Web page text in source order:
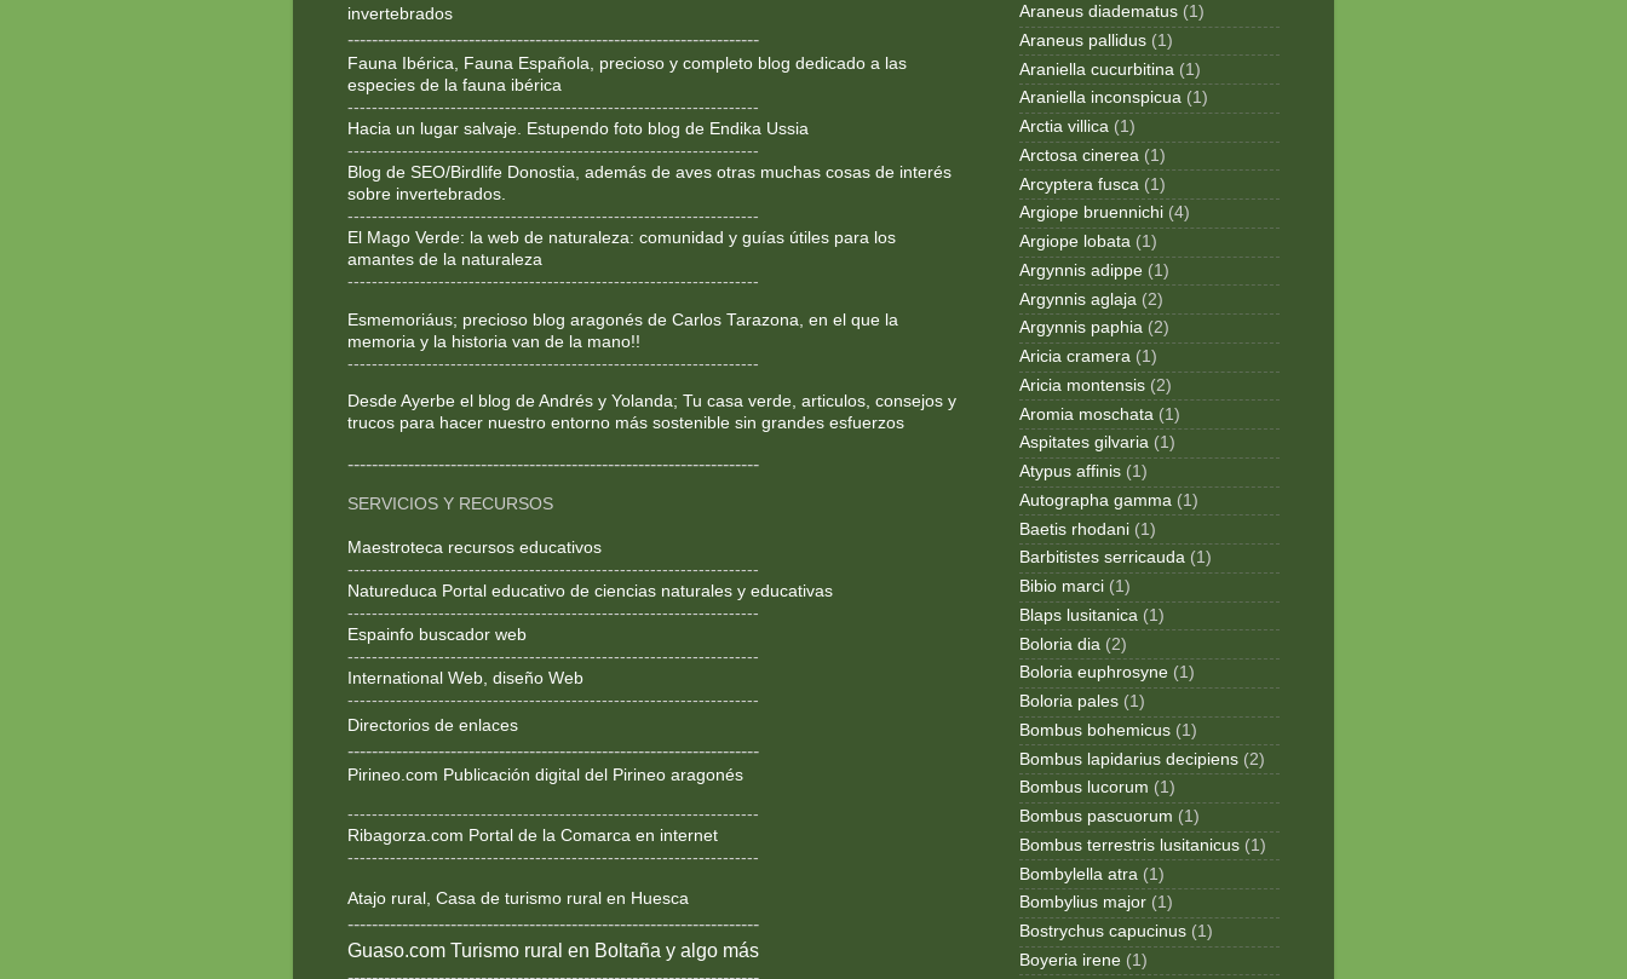
invertebrados
--------------------------------------------------------------------
Fauna Ibérica, Fauna Española, precioso y completo blog dedicado a las
especies de la fauna ibérica
--------------------------------------------------------------------
Hacia un lugar salvaje. Estupendo foto blog de Endika Ussia
--------------------------------------------------------------------
Blog de SEO/Birdlife Donostia, además de aves otras muchas cosas de interés
sobre invertebrados.
--------------------------------------------------------------------
El Mago Verde: la web de naturaleza: comunidad y guías útiles para los
amantes de la naturaleza
--------------------------------------------------------------------
Esmemoriáus; precioso blog aragonés de Carlos Tarazona, en el que la
memoria y la historia van de la mano!!
--------------------------------------------------------------------
Desde Ayerbe el blog de Andrés y Yolanda; Tu casa verde, articulos, consejos y
trucos para hacer nuestro entorno más sostenible sin grandes esfuerzos
--------------------------------------------------------------------
SERVICIOS Y RECURSOS
Maestroteca recursos educativos
--------------------------------------------------------------------
Natureduca Portal educativo de ciencias naturales y educativas
--------------------------------------------------------------------
Espainfo buscador web
--------------------------------------------------------------------
International Web, diseño Web
--------------------------------------------------------------------
Directorios de enlaces
--------------------------------------------------------------------
Pirineo.com Publicación digital del Pirineo aragonés
--------------------------------------------------------------------
Ribagorza.com Portal de la Comarca en internet
--------------------------------------------------------------------
Atajo rural, Casa de turismo rural en Huesca
--------------------------------------------------------------------
Guaso.com Turismo rural en Boltaña y algo más
Araneus diadematus (1)
Araneus pallidus (1)
Araniella cucurbitina (1)
Araniella inconspicua (1)
Arctia villica (1)
Arctosa cinerea (1)
Arcyptera fusca (1)
Argiope bruennichi (4)
Argiope lobata (1)
Argynnis adippe (1)
Argynnis aglaja (2)
Argynnis paphia (2)
Aricia cramera (1)
Aricia montensis (2)
Aromia moschata (1)
Aspitates gilvaria (1)
Atypus affinis (1)
Autographa gamma (1)
Baetis rhodani (1)
Barbitistes serricauda (1)
Bibio marci (1)
Blaps lusitanica (1)
Boloria dia (2)
Boloria euphrosyne (1)
Boloria pales (1)
Bombus bohemicus (1)
Bombus lapidarius decipiens (2)
Bombus lucorum (1)
Bombus pascuorum (1)
Bombus terrestris lusitanicus (1)
Bombylella atra (1)
Bombylius major (1)
Bostrychus capucinus (1)
Boyeria irene (1)